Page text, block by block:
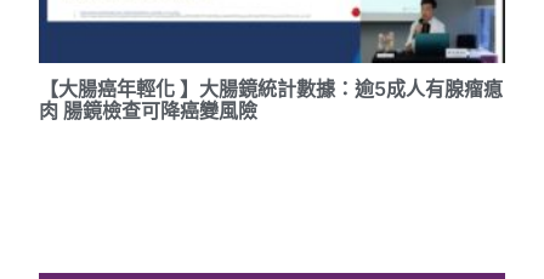
【大腸癌年輕化 】大腸鏡統計數據：逾5成人有腺瘤瘜
肉 腸鏡檢查可降癌變風險